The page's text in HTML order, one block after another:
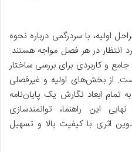
اولیه، با سردرگمی درباره نحوه
انتظار در هر فصل مواجه هستند.
و کاربردی برای بررسی ساختار
از بخش‌های اولیه و غیرفصلی
تمام ابعاد نگارش یک پایان‌نامه
این راهنما، توانمندسازی
اثری با کیفیت بالا و تسهیل